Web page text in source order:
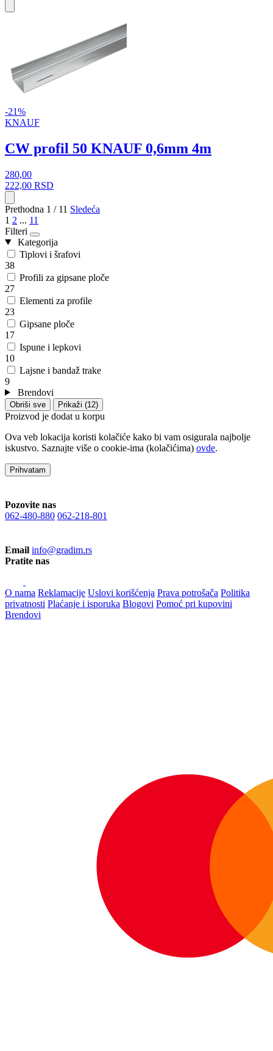
-21%
KNAUF
CW profil 50 KNAUF 0,6mm 4m
280,00
222,00 RSD
Prethodna 1 / 11 Sledeća
1 2 ... 11
Filteri
Kategorija
Tiplovi i šrafovi
38
Profili za gipsane ploče
27
Elementi za profile
23
Gipsane ploče
17
Ispune i lepkovi
10
Lajsne i bandaž trake
9
Brendovi
Obriši sve Prikaži (12)
Proizvod je dodat u korpu
Ova veb lokacija koristi kolačiće kako bi vam osigurala najbolje
iskustvo. Saznajte više o cookie-ima (kolačićima) ovde.
Prihvatam
Pozovite nas
062-480-880 062-218-801
Email info@gradim.rs
Pratite nas
O nama Reklamacije Uslovi korišćenja Prava potrošača Politika
privatnosti Plaćanje i isporuka Blogovi Pomoć pri kupovini
Brendovi